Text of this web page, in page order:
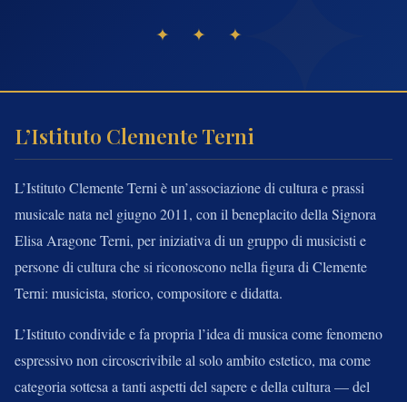
✦ ✦ ✦
L’Istituto Clemente Terni
L’Istituto Clemente Terni è un’associazione di cultura e prassi
musicale nata nel giugno 2011, con il beneplacito della Signora
Elisa Aragone Terni, per iniziativa di un gruppo di musicisti e
persone di cultura che si riconoscono nella figura di Clemente
Terni: musicista, storico, compositore e didatta.
L’Istituto condivide e fa propria l’idea di musica come fenomeno
espressivo non circoscrivibile al solo ambito estetico, ma come
categoria sottesa a tanti aspetti del sapere e della cultura — del